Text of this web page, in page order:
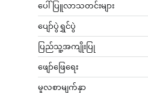
ပေါ်ပြူလာသတင်းများ
ပျော်ပွဲရွှင်ပွဲ
ပြည်သူ့အကျိုးပြု
ဖျော်ဖြေရေး
မူလစာမျက်နှာ